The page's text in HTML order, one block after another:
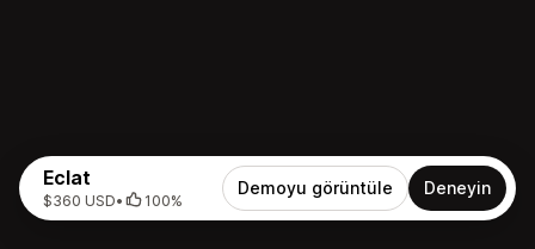
Eclat
$360 USD• 100%
Demoyu görüntüle Deneyin